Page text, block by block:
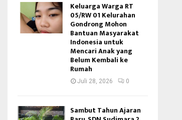
Keluarga Warga RT
05/RW 01 Kelurahan
Gondrong Mohon
Bantuan Masyarakat
Indonesia untuk
Mencari Anak yang
Belum Kembali ke
Rumah
Juli 28, 2026 0
Sambut Tahun Ajaran